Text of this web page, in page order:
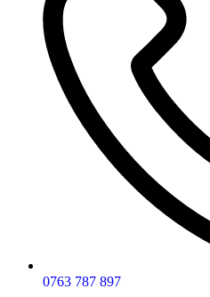
0763 787 897